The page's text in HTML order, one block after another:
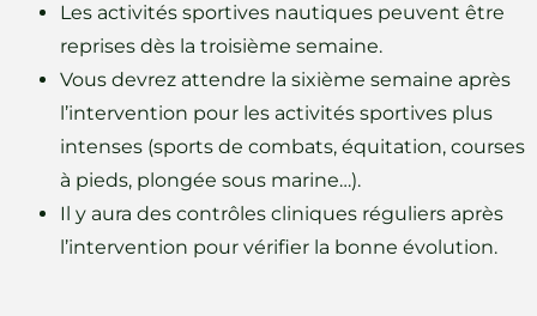
Les activités sportives nautiques peuvent être
reprises dès la troisième semaine.
Vous devrez attendre la sixième semaine après
l’intervention pour les activités sportives plus
intenses (sports de combats, équitation, courses
à pieds, plongée sous marine…).
Il y aura des contrôles cliniques réguliers après
l’intervention pour vérifier la bonne évolution.